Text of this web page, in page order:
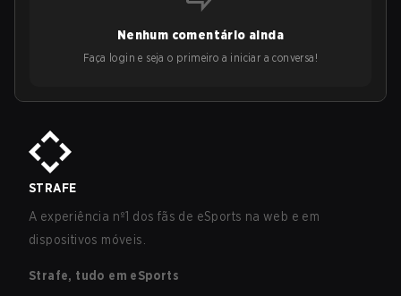
Nenhum comentário ainda
Faça login e seja o primeiro a iniciar a conversa!
STRAFE
A experiência nº1 dos fãs de eSports na web e em
dispositivos móveis.
Strafe, tudo em eSports